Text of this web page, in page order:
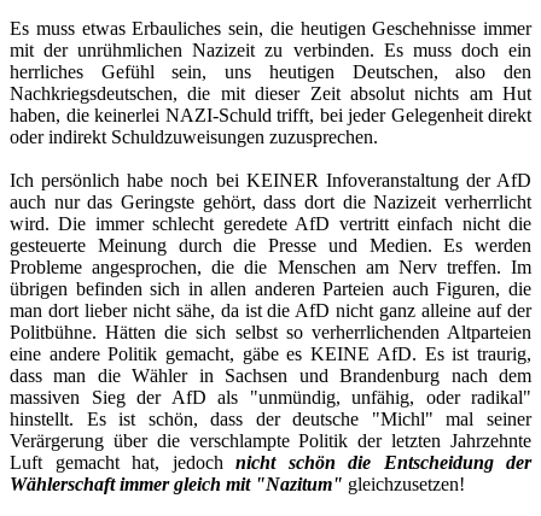
Es muss etwas Erbauliches sein, die heutigen Geschehnisse immer
mit der unrühmlichen Nazizeit zu verbinden. Es muss doch ein
herrliches Gefühl sein, uns heutigen Deutschen, also den
Nachkriegsdeutschen, die mit dieser Zeit absolut nichts am Hut
haben, die keinerlei NAZI-Schuld trifft, bei jeder Gelegenheit direkt
oder indirekt Schuldzuweisungen zuzusprechen.
Ich persönlich habe noch bei KEINER Infoveranstaltung der AfD
auch nur das Geringste gehört, dass dort die Nazizeit verherrlicht
wird. Die immer schlecht geredete AfD vertritt einfach nicht die
gesteuerte Meinung durch die Presse und Medien. Es werden
Probleme angesprochen, die die Menschen am Nerv treffen. Im
übrigen befinden sich in allen anderen Parteien auch Figuren, die
man dort lieber nicht sähe, da ist die AfD nicht ganz alleine auf der
Politbühne. Hätten die sich selbst so verherrlichenden Altparteien
eine andere Politik gemacht, gäbe es KEINE AfD. Es ist traurig,
dass man die Wähler in Sachsen und Brandenburg nach dem
massiven Sieg der AfD als "unmündig, unfähig, oder radikal"
hinstellt. Es ist schön, dass der deutsche "Michl" mal seiner
Verärgerung über die verschlampte Politik der letzten Jahrzehnte
Luft gemacht hat, jedoch nicht schön die Entscheidung der
Wählerschaft immer gleich mit "Nazitum" gleichzusetzen!